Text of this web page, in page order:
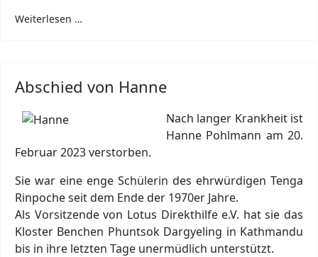
Weiterlesen …
Abschied von Hanne
Nach langer Krankheit ist
Hanne Pohlmann am 20.
Februar 2023 verstorben.
Sie war eine enge Schülerin des ehrwürdigen Tenga
Rinpoche seit dem Ende der 1970er Jahre.
Als Vorsitzende von Lotus Direkthilfe e.V. hat sie das
Kloster Benchen Phuntsok Dargyeling in Kathmandu
bis in ihre letzten Tage unermüdlich unterstützt.